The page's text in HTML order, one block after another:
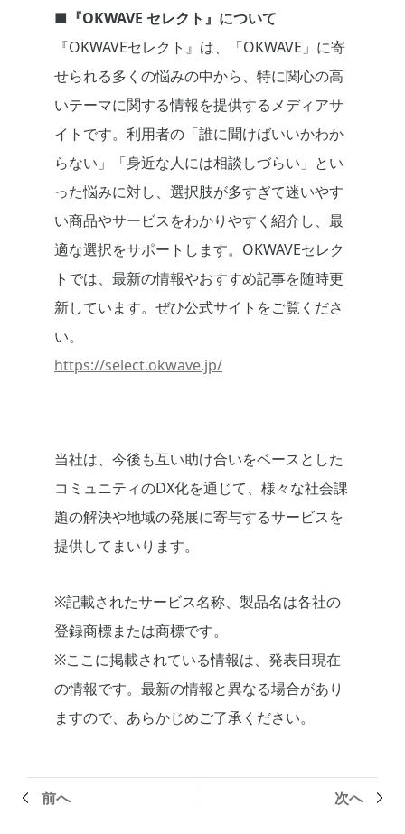
■『OKWAVE セレクト』について
『OKWAVEセレクト』は、「OKWAVE」に寄
せられる多くの悩みの中から、特に関心の高
いテーマに関する情報を提供するメディアサ
イトです。利用者の「誰に聞けばいいかわか
らない」「身近な人には相談しづらい」とい
った悩みに対し、選択肢が多すぎて迷いやす
い商品やサービスをわかりやすく紹介し、最
適な選択をサポートします。OKWAVEセレク
トでは、最新の情報やおすすめ記事を随時更
新しています。ぜひ公式サイトをご覧くださ
い。
https://select.okwave.jp/
当社は、今後も互い助け合いをベースとした
コミュニティのDX化を通じて、様々な社会課
題の解決や地域の発展に寄与するサービスを
提供してまいります。
※記載されたサービス名称、製品名は各社の
登録商標または商標です。
※ここに掲載されている情報は、発表日現在
の情報です。最新の情報と異なる場合があり
ますので、あらかじめご了承ください。
前へ 次へ